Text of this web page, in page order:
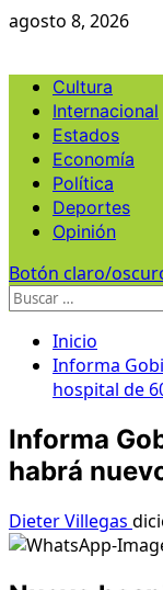
Ir
agosto 8, 2026
Menú
principal
Cultura
Internacional
Estados
Economía
Política
Deportes
Opinión
Botón claro/
Buscar:
Inicio
Informa
hospital de
Informa
habrá
Dieter Villegas